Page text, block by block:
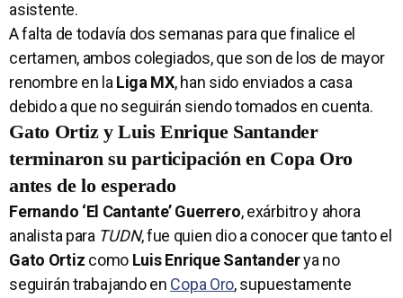
asistente.
A falta de todavía dos semanas para que finalice el
certamen, ambos colegiados, que son de los de mayor
renombre en laLiga MX, han sido enviados a casa
debido a que no seguirán siendo tomados en cuenta.
Gato Ortiz y Luis Enrique Santander
terminaron su participación en Copa Oro
antes de lo esperado
Fernando ‘El Cantante’ Guerrero, exárbitro y ahora
analista para TUDN, fue quien dio a conocer que tanto el
Gato Ortiz como Luis Enrique Santanderya no
seguirán trabajando en Copa Oro, supuestamente